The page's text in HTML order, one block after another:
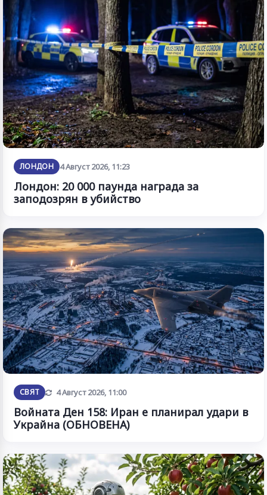
ЛОНДОН 4 Август 2026, 11:23
Лондон: 20 000 паунда награда за
заподозрян в убийство
СВЯТ Обновена
4 Август 2026, 11:00
Войната Ден 158: Иран е планирал удари в
Украйна (ОБНОВЕНА)